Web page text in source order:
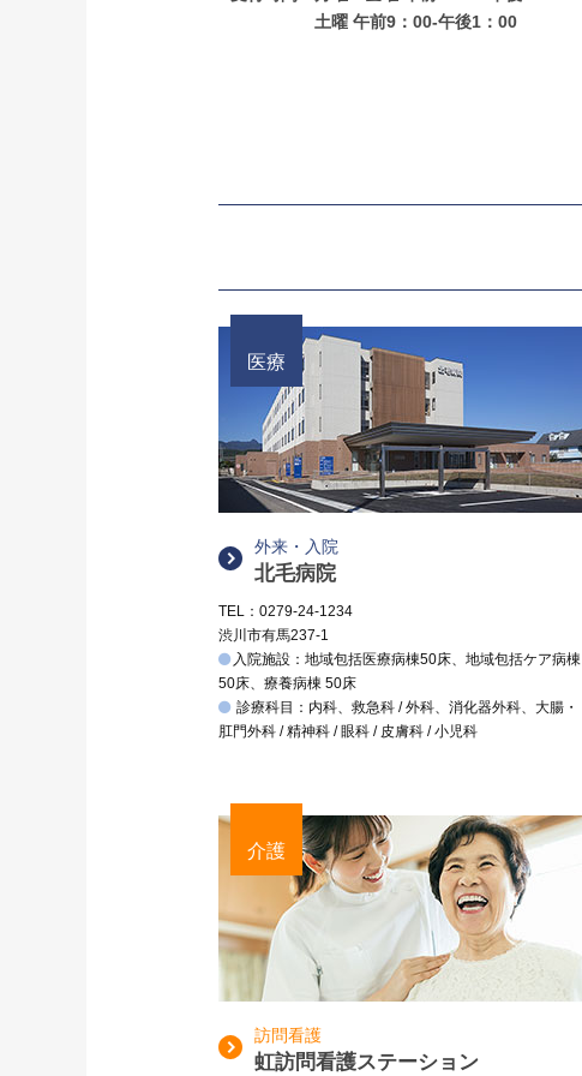
土曜 午前9：00-午後1：00
医療
外来・入院
北毛病院
TEL：0279-24-1234
渋川市有馬237-1
入院施設：地域包括医療病棟50床、地域包括ケア病棟
50床、療養病棟 50床
診療科目：内科、救急科 / 外科、消化器外科、大腸・
肛門外科 / 精神科 / 眼科 / 皮膚科 / 小児科
介護
訪問看護
虹訪問看護ステーション